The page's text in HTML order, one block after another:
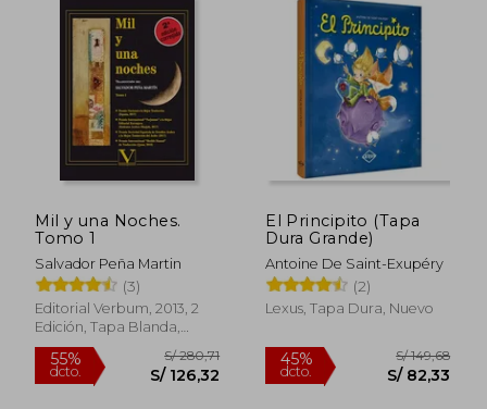
55%
dcto.
10%
dcto.
Mil y una Noches.
Tomo 1
Salvador Peña Martin
(3)
Editorial Verbum, 2013, 2
Edición, Tapa Blanda,
Nuevo
El Principito (Tapa
Dura Grande)
Antoine De Saint-Exupéry
(2)
Lexus, Tapa Dura, Nuevo